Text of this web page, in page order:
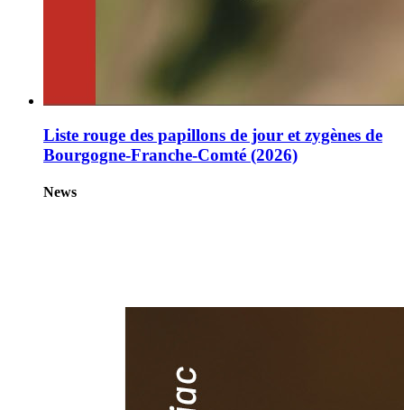
Liste rouge des papillons de jour et zygènes de
Bourgogne-Franche-Comté (2026)
News